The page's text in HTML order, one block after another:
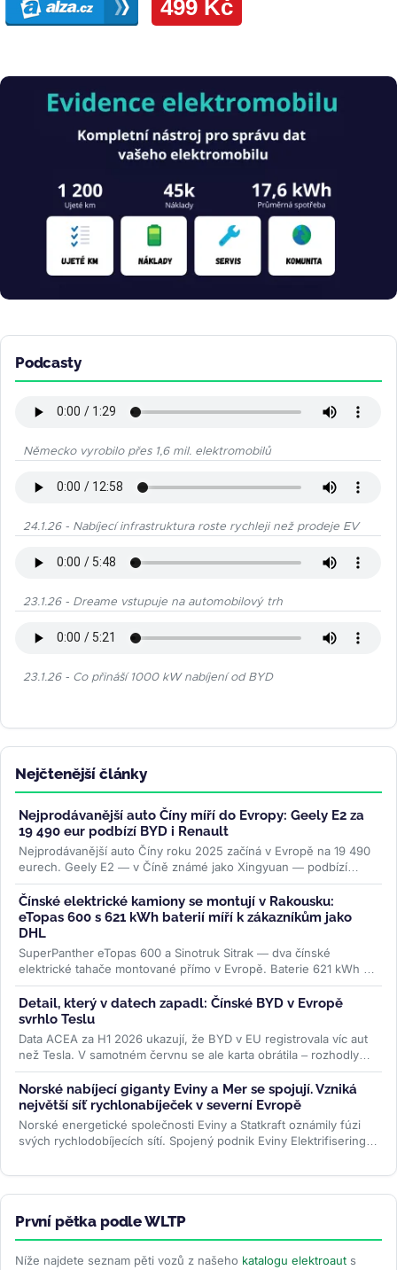
Obrázek
Podcasty
Německo vyrobilo přes 1,6 mil. elektromobilů
24.1.26 - Nabíjecí infrastruktura roste rychleji než prodeje EV
23.1.26 - Dreame vstupuje na automobilový trh
23.1.26 - Co přináší 1000 kW nabíjení od BYD
Nejčtenější články
Nejprodávanější auto Číny míří do Evropy: Geely E2 za
19 490 eur podbízí BYD i Renault
Nejprodávanější auto Číny roku 2025 začíná v Evropě na 19 490
eurech. Geely E2 — v Číně známé jako Xingyuan — podbízí
BYD...>>
Čínské elektrické kamiony se montují v Rakousku:
eTopas 600 s 621 kWh baterií míří k zákazníkům jako
DHL
SuperPanther eTopas 600 a Sinotruk Sitrak — dva čínské
elektrické tahače montované přímo v Evropě. Baterie 621 kWh od
CATL, reálný...>>
Detail, který v datech zapadl: Čínské BYD v Evropě
svrhlo Teslu
Data ACEA za H1 2026 ukazují, že BYD v EU registrovala víc aut
než Tesla. V samotném červnu se ale karta obrátila – rozhodly
ceny paliv i...>>
Norské nabíjecí giganty Eviny a Mer se spojují. Vzniká
největší síť rychlonabíječek v severní Evropě
Norské energetické společnosti Eviny a Statkraft oznámily fúzi
svých rychlodobíjecích sítí. Spojený podnik Eviny Elektrifisering
První pětka podle WLTP
Níže najdete seznam pěti vozů z našeho katalogu elektroaut s